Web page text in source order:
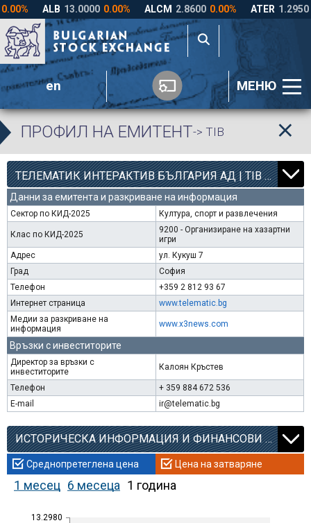
en МЕНЮ
ПРОФИЛ НА ЕМИТЕНТ-> TIB
ТЕЛЕМАТИК ИНТЕРАКТИВ БЪЛГАРИЯ АД | TIB | 12
Данни за емитента и разкриване на информация
Сектор по КИД-2025 Култура, спорт и развлечения
Клас по КИД-2025
9200 - Организиране на хазартни
игри
Адрес
ул. Кукуш 7
Град
София
Телефон
+359 2 812 93 67
Интернет страница
www.telematic.bg
Медии за разкриване на
информация
www.x3news.com
Връзки с инвеститорите
Директор за връзки с
инвеститорите
Калоян Кръстев
Телефон
+ 359 884 672 536
E-mail
ir@telematic.bg
ИСТОРИЧЕСКА ИНФОРМАЦИЯ И ФИНАНСОВИ КОЕФИЦИЕНТИ
Среднопретеглена цена Цена на затваряне
1 месец 6 месеца 1 година
13.2980